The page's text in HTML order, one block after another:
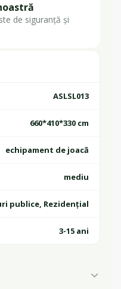
de siguranță și
ASLSL013
660*410*330 cm
echipament de joacă
mediu
publice, Rezidențial
3-15 ani